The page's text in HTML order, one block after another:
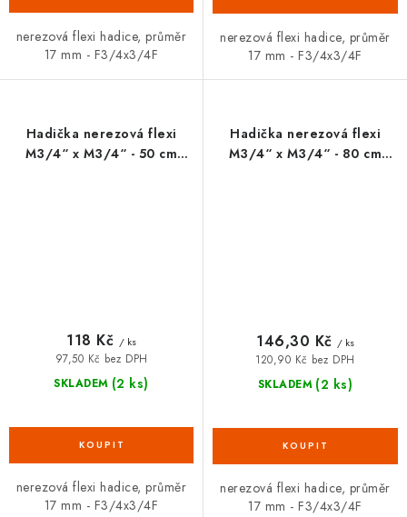
nerezová flexi hadice, průměr
17 mm - F3/4x3/4F
nerezová flexi hadice, průměr
17 mm - F3/4x3/4F
Hadička nerezová flexi
M3/4“ x M3/4“ - 50 cm
SKLADEM (2 ks)
97,50 Kč bez DPH
118 Kč / ks
nerezová flexi hadice, průměr
17 mm - F3/4x3/4F
Hadička nerezová flexi
M3/4“ x M3/4“ - 80 cm
SKLADEM (2 ks)
120,90 Kč bez DPH
146,30 Kč / ks
nerezová flexi hadice, průměr
17 mm - F3/4x3/4F